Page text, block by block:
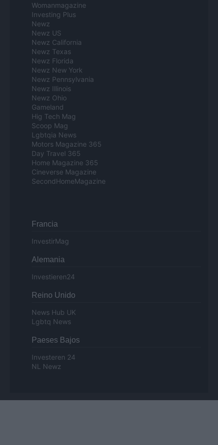
Womanmagazine
Investing Plus
Newz
Newz US
Newz California
Newz Texas
Newz Florida
Newz New York
Newz Pennsylvania
Newz Illinois
Newz Ohio
Gameland
Hig Tech Mag
Scoop Mag
Lgbtqia News
Motors Magazine 365
Day Travel 365
Home Magazine 365
Cineverse Magazine
SecondHomeMagazine
Francia
InvestirMag
Alemania
Investieren24
Reino Unido
News Hub UK
Lgbtq News
Paeses Bajos
Investeren 24
NL Newz